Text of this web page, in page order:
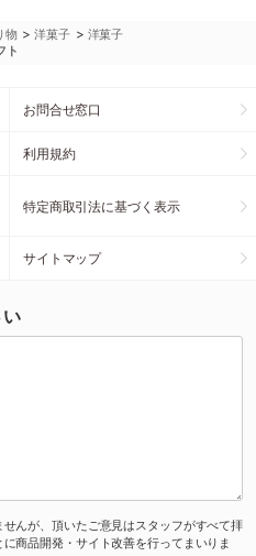
物 >洋菓子 > 洋菓子
ト
お問合せ窓口
利用規約
特定商取引法に基づく表示
サイトマップ
んが、頂いたご意見はスタッフがすべて拝
商品開発・サイト改善を行ってまいりま